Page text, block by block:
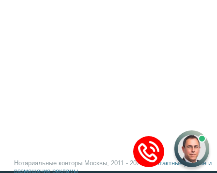
Нотариальные конторы Москвы, 2011 - 2026 |Контактные данные и
размещение рекламы